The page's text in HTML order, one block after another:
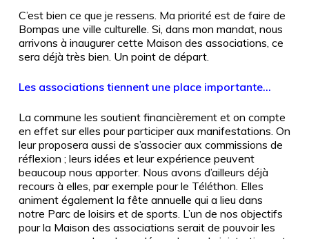
C’est bien ce que je ressens. Ma priorité est de faire de
Bompas une ville culturelle. Si, dans mon mandat, nous
arrivons à inaugurer cette Maison des associations, ce
sera déjà très bien. Un point de départ.
Les associations tiennent une place importante…
La commune les soutient financièrement et on compte
en effet sur elles pour participer aux manifestations. On
leur proposera aussi de s’associer aux commissions de
réflexion ; leurs idées et leur expérience peuvent
beaucoup nous apporter. Nous avons d’ailleurs déjà
recours à elles, par exemple pour le Téléthon. Elles
animent également la fête annuelle qui a lieu dans
notre Parc de loisirs et de sports. L’un de nos objectifs
pour la Maison des associations serait de pouvoir les